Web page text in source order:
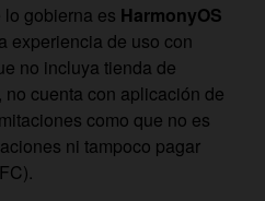
gobierna es HarmonyOS
experiencia de uso con
no incluya tienda de
cuenta con aplicación de
como que no es
ni tampoco pagar